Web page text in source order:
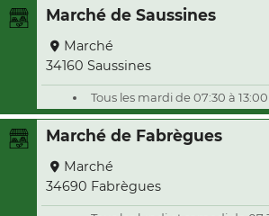
Marché de Saussines
Marché
34160 Saussines
Tous les mardi de 07:30 à 13:00
Marché de Fabrègues
Marché
34690 Fabrègues